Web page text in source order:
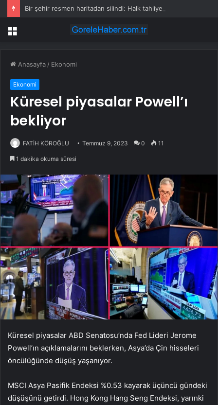
Bir şehir resmen haritadan silindi: Halk tahliye edildi
Menü
Anasayfa / Ekonomi
Ekonomi
Küresel piyasalar Powell’ı
bekliyor
FATİH KÖROĞLU Temmuz 9, 2023 0 11
1 dakika okuma süresi
Küresel piyasalar ABD Senatosu’nda Fed Lideri Jerome
Powell’ın açıklamalarını beklerken, Asya’da Çin hisseleri
öncülüğünde düşüş yaşanıyor.
MSCI Asya Pasifik Endeksi %0.53 kayarak üçüncü gündeki
düşüşünü getirdi. Hong Kong Hang Seng Endeksi, yarınki